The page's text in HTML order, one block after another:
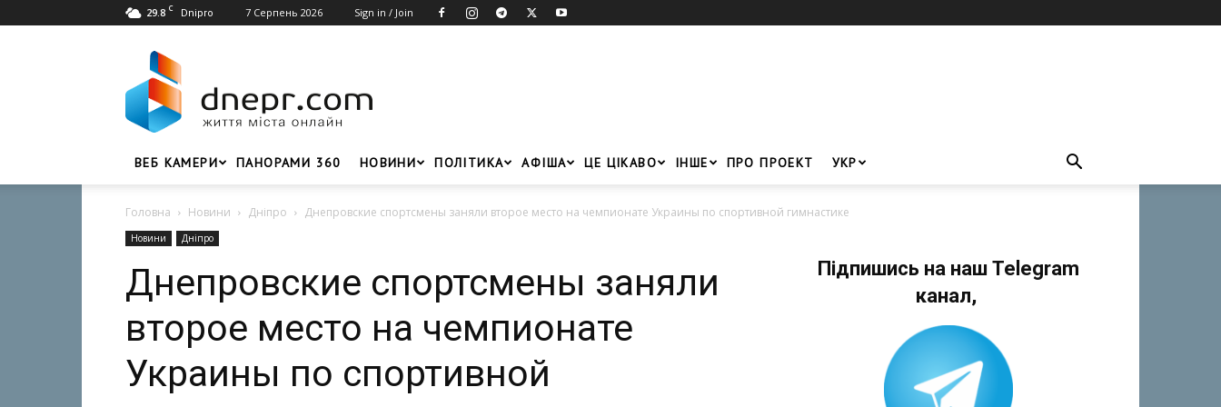
29.8 C Dnipro 7 Серпень 2026 Sign in / Join
Головний
портал
Дніпра
ВЕБ КАМЕРИ ПАНОРАМИ 360 НОВИНИ ПОЛІТИКА АФІША ЦЕ ЦІКАВО ІНШЕ ПРО ПРОЕКТ УКР
Головна Новини Дніпро Днепровские спортсмены заняли второе место на чемпионате Украины по спортивной гимнастике
Новини Дніпро
Днепровские спортсмены заняли
второе место на чемпионате
Украины по спортивной
Підпишись на наш Telegram
канал,